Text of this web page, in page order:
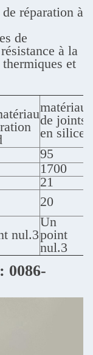
réparation à
de
à la
et
matériau
de joints
en silice
95
1700
21
20
nul.3
Un
point
nul.3
0086-